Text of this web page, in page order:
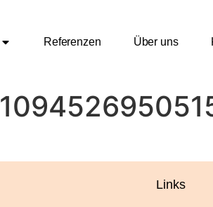
Referenzen Über uns
Links